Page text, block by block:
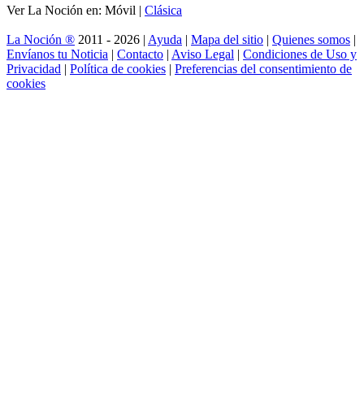
Ver La Noción en: Móvil | Clásica
La Noción ® 2011 - 2026 | Ayuda | Mapa del sitio | Quienes somos |
Envíanos tu Noticia | Contacto | Aviso Legal | Condiciones de Uso y
Privacidad | Política de cookies | Preferencias del consentimiento de
cookies